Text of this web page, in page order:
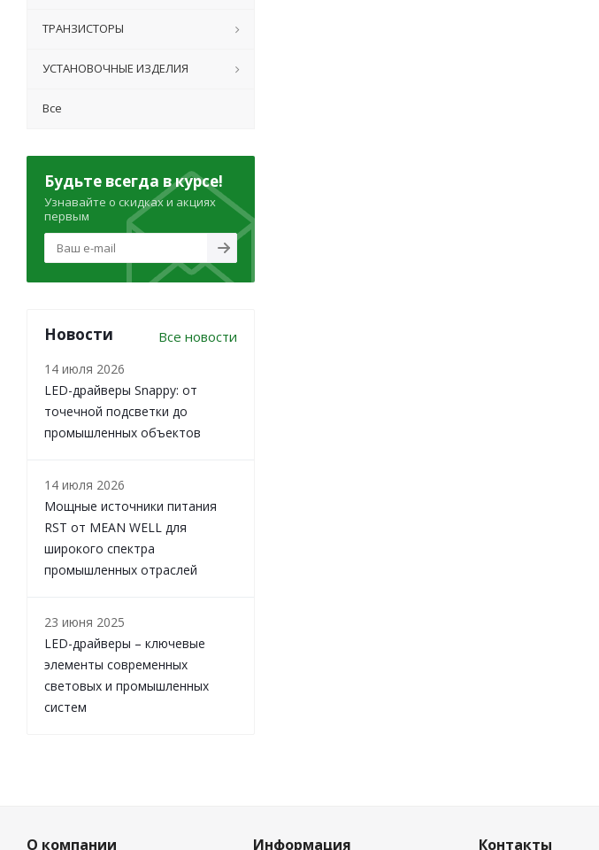
ТРАНЗИСТОРЫ
УСТАНОВОЧНЫЕ ИЗДЕЛИЯ
Все
Будьте всегда в курсе!
Узнавайте о скидках и акциях
первым
Новости Все новости
14 июля 2026
LED-драйверы Snappy: от
точечной подсветки до
промышленных объектов
14 июля 2026
Мощные источники питания
RST от MEAN WELL для
широкого спектра
промышленных отраслей
23 июня 2025
LED-драйверы – ключевые
элементы современных
световых и промышленных
систем
О компании Информация Контакты